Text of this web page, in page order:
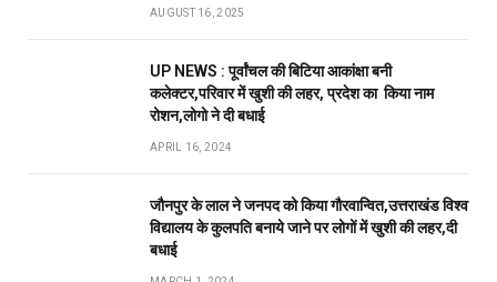
AUGUST 16, 2025
UP NEWS : पूर्वांचल की बिटिया आकांक्षा बनी
कलेक्टर,परिवार में खुशी की लहर, प्रदेश का किया नाम
रोशन,लोगो ने दी बधाई
APRIL 16, 2024
जौनपुर के लाल ने जनपद को किया गौरवान्वित,उत्तराखंड विश्व
विद्यालय के कुलपति बनाये जाने पर लोगों में खुशी की लहर,दी
बधाई